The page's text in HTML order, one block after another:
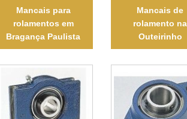
Mancais para
rolamentos em
Bragança Paulista
Mancais de
rolamento na
Outeirinho